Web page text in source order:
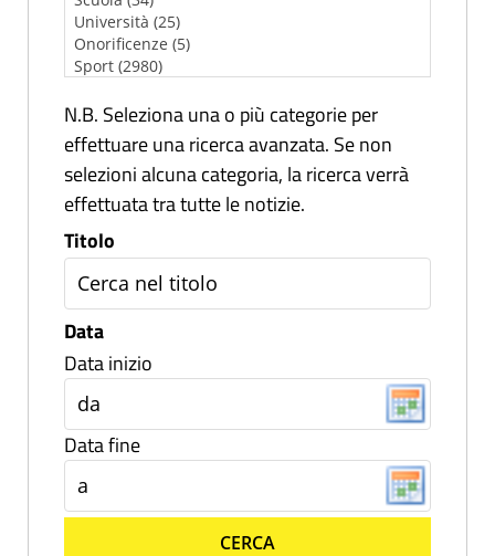
N.B. Seleziona una o più categorie per
effettuare una ricerca avanzata. Se non
selezioni alcuna categoria, la ricerca verrà
effettuata tra tutte le notizie.
Titolo
Data
Data inizio
Data fine
CERCA